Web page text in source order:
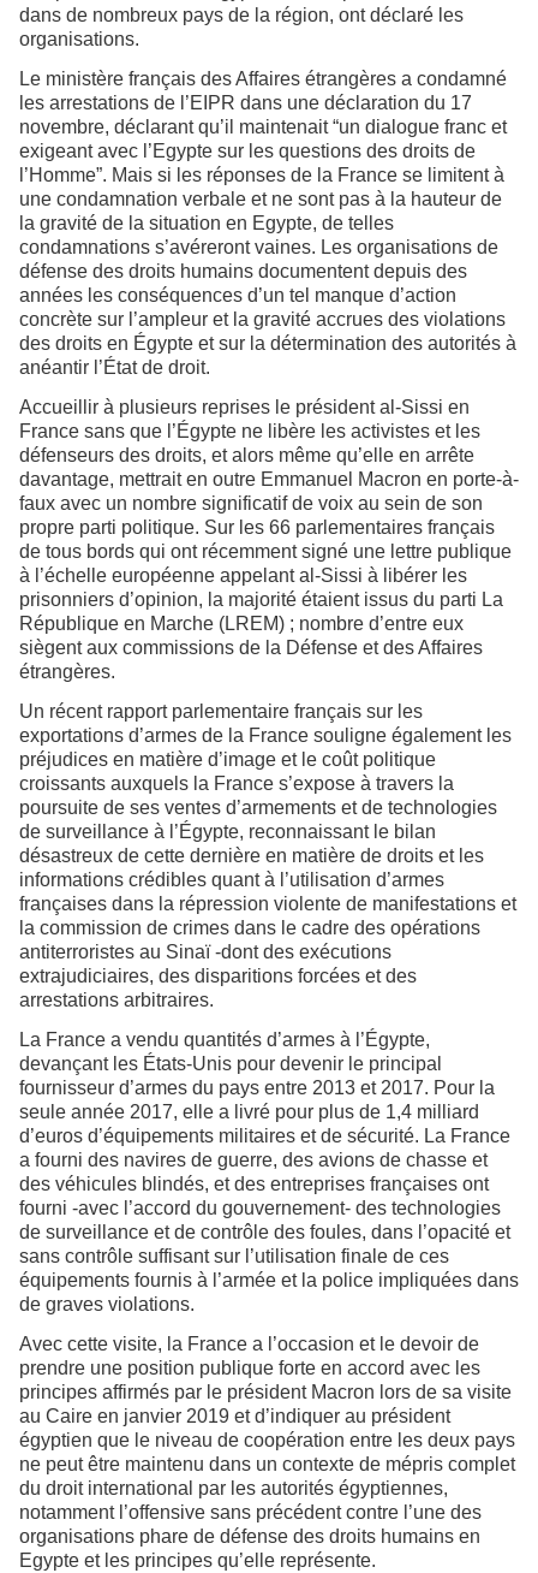
dans de nombreux pays de la région, ont déclaré les
organisations.
Le ministère français des Affaires étrangères a condamné
les arrestations de l’EIPR dans une déclaration du 17
novembre, déclarant qu’il maintenait “un dialogue franc et
exigeant avec l’Egypte sur les questions des droits de
l’Homme”. Mais si les réponses de la France se limitent à
une condamnation verbale et ne sont pas à la hauteur de
la gravité de la situation en Egypte, de telles
condamnations s’avéreront vaines. Les organisations de
défense des droits humains documentent depuis des
années les conséquences d’un tel manque d’action
concrète sur l’ampleur et la gravité accrues des violations
des droits en Égypte et sur la détermination des autorités à
anéantir l’État de droit.
Accueillir à plusieurs reprises le président al-Sissi en
France sans que l’Égypte ne libère les activistes et les
défenseurs des droits, et alors même qu’elle en arrête
davantage, mettrait en outre Emmanuel Macron en porte-à-
faux avec un nombre significatif de voix au sein de son
propre parti politique. Sur les 66 parlementaires français
de tous bords qui ont récemment signé une lettre publique
à l’échelle européenne appelant al-Sissi à libérer les
prisonniers d’opinion, la majorité étaient issus du parti La
République en Marche (LREM) ; nombre d’entre eux
siègent aux commissions de la Défense et des Affaires
étrangères.
Un récent rapport parlementaire français sur les
exportations d’armes de la France souligne également les
préjudices en matière d’image et le coût politique
croissants auxquels la France s’expose à travers la
poursuite de ses ventes d’armements et de technologies
de surveillance à l’Égypte, reconnaissant le bilan
désastreux de cette dernière en matière de droits et les
informations crédibles quant à l’utilisation d’armes
françaises dans la répression violente de manifestations et
la commission de crimes dans le cadre des opérations
antiterroristes au Sinaï -dont des exécutions
extrajudiciaires, des disparitions forcées et des
arrestations arbitraires.
La France a vendu quantités d’armes à l’Égypte,
devançant les États-Unis pour devenir le principal
fournisseur d’armes du pays entre 2013 et 2017. Pour la
seule année 2017, elle a livré pour plus de 1,4 milliard
d’euros d’équipements militaires et de sécurité. La France
a fourni des navires de guerre, des avions de chasse et
des véhicules blindés, et des entreprises françaises ont
fourni -avec l’accord du gouvernement- des technologies
de surveillance et de contrôle des foules, dans l’opacité et
sans contrôle suffisant sur l’utilisation finale de ces
équipements fournis à l’armée et la police impliquées dans
de graves violations.
Avec cette visite, la France a l’occasion et le devoir de
prendre une position publique forte en accord avec les
principes affirmés par le président Macron lors de sa visite
au Caire en janvier 2019 et d’indiquer au président
égyptien que le niveau de coopération entre les deux pays
ne peut être maintenu dans un contexte de mépris complet
du droit international par les autorités égyptiennes,
notamment l’offensive sans précédent contre l’une des
organisations phare de défense des droits humains en
Egypte et les principes qu’elle représente.